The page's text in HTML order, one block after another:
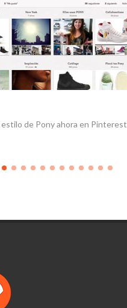
de Pony ahora en Pinterest